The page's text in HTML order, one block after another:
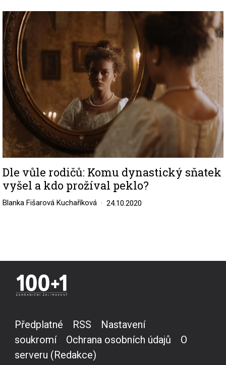
Image
Dle vůle rodičů: Komu dynastický sňatek
vyšel a kdo prožíval peklo?
Blanka Fišarová Kuchaříková 24.10.2020
Předplatné RSS
Nastavení
soukromí
Ochrana osobních údajů
O
serveru (Redakce)